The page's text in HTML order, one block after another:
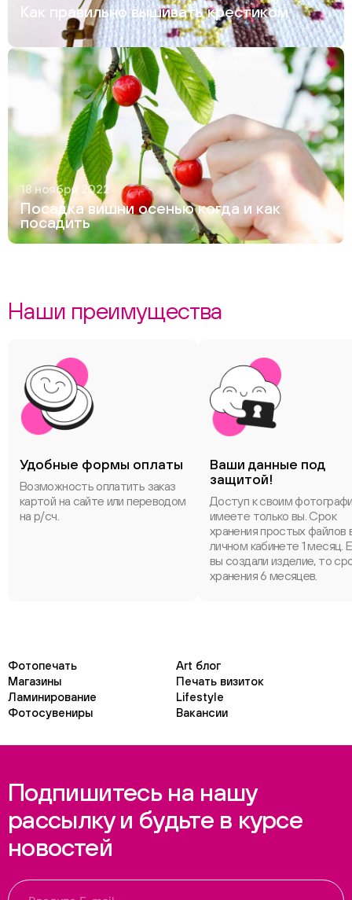
Как правильно вышивать крестиком
18 ноября 2022
Посадка вишни осенью когда и как
посадить
Наши преимущества
Удобные формы оплаты
Возможность оплатить заказ
картой на сайте или переводом
на р/сч.
Ваши данные под
защитой!
Доступ к своим
имеете только вы. Срок
хранения простых файлов
личном кабинете 1 месяц.
вы создали изделие, то
хранения 6 месяцев.
Фотопечать
Art блог
Магазины
Печать визиток
Ламинирование
Lifestyle
Фотосувениры
Вакансии
Подпишитесь на нашу
рассылку и будьте в курсе
новостей